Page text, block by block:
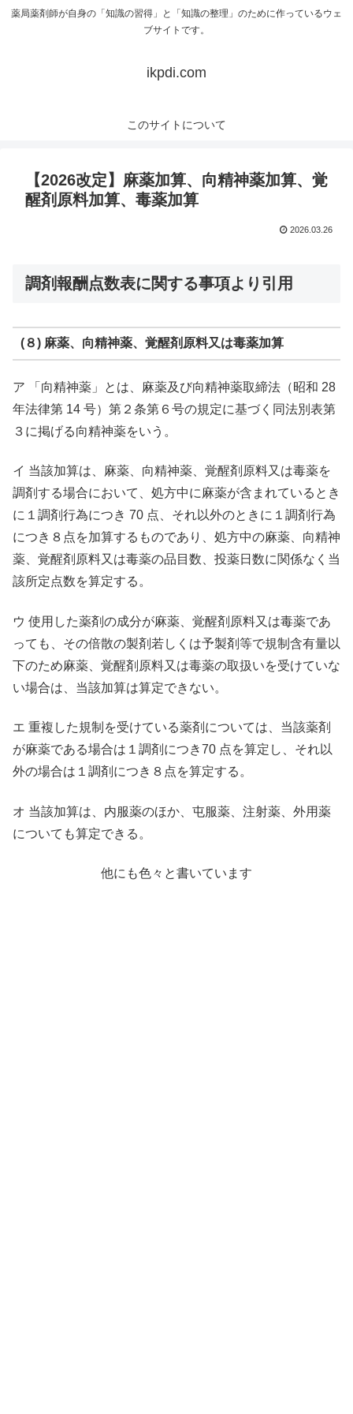
薬局薬剤師が自身の「知識の習得」と「知識の整理」のために作っているウェ
ブサイトです。
ikpdi.com
このサイトについて
【2026改定】麻薬加算、向精神薬加算、覚
醒剤原料加算、毒薬加算
2026.03.26
調剤報酬点数表に関する事項より引用
(８) 麻薬、向精神薬、覚醒剤原料又は毒薬加算
ア 「向精神薬」とは、麻薬及び向精神薬取締法（昭和 28
年法律第 14 号）第２条第６号の規定に基づく同法別表第
３に掲げる向精神薬をいう。
イ 当該加算は、麻薬、向精神薬、覚醒剤原料又は毒薬を
調剤する場合において、処方中に麻薬が含まれているとき
に１調剤行為につき 70 点、それ以外のときに１調剤行為
につき８点を加算するものであり、処方中の麻薬、向精神
薬、覚醒剤原料又は毒薬の品目数、投薬日数に関係なく当
該所定点数を算定する。
ウ 使用した薬剤の成分が麻薬、覚醒剤原料又は毒薬であ
っても、その倍散の製剤若しくは予製剤等で規制含有量以
下のため麻薬、覚醒剤原料又は毒薬の取扱いを受けていな
い場合は、当該加算は算定できない。
エ 重複した規制を受けている薬剤については、当該薬剤
が麻薬である場合は１調剤につき70 点を算定し、それ以
外の場合は１調剤につき８点を算定する。
オ 当該加算は、内服薬のほか、屯服薬、注射薬、外用薬
についても算定できる。
他にも色々と書いています